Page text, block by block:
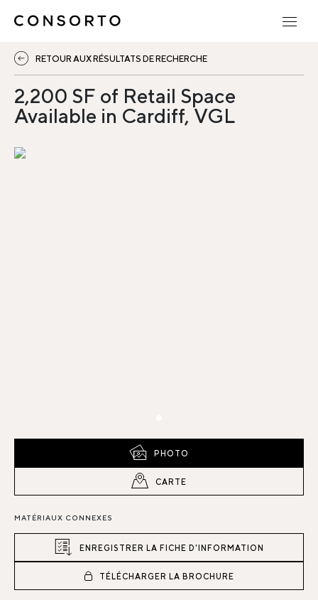
RETOUR AUX RÉSULTATS DE RECHERCHE
2,200 SF of Retail Space
Available in Cardiff, VGL
PHOTO
CARTE
MATÉRIAUX CONNEXES
ENREGISTRER LA FICHE D'INFORMATION
TÉLÉCHARGER LA BROCHURE